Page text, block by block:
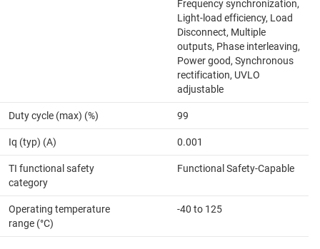
Frequency synchronization,
Light-load efficiency, Load
Disconnect, Multiple
outputs, Phase interleaving,
Power good, Synchronous
rectification, UVLO
adjustable
Duty cycle (max) (%) 99
Iq (typ) (A) 0.001
TI functional safety
category
Functional Safety-Capable
Operating temperature
range (°C)
-40 to 125